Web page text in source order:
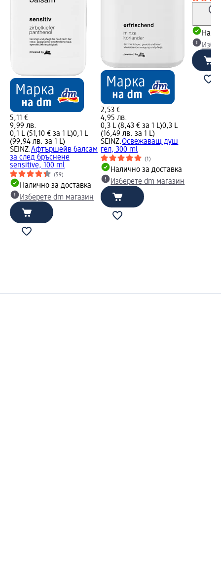
5,11 €
9,99 лв.
0,1 L (51,10 € за 1 L)0,1 L
(99,94 лв. за 1 L)
SEINZ.Афтършейв балсам
за след бръснене
sensitive, 100 ml
(59)
Налично за доставка
Изберете dm магазин
2,53 €
4,95 лв.
0,3 L (8,43 € за 1 L)0,3 L
(16,49 лв. за 1 L)
SEINZ.Освежаващ душ
гел, 300 ml
(1)
Налично за доставка
Изберете dm магазин